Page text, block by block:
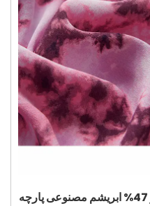
کرپ جوهر پاشیده 53% ویسکوز 47% ابریشم مصنوعی پارچه